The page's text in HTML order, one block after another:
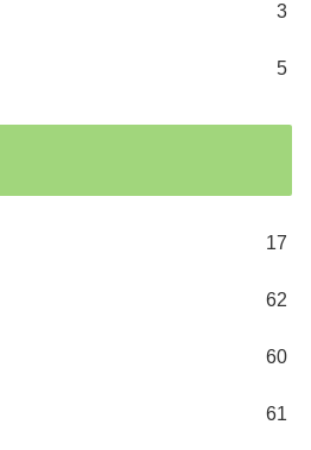
3
5
17
62
60
61